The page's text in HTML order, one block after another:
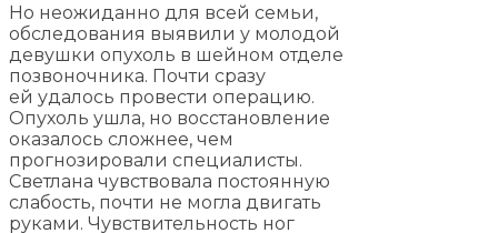
Но неожиданно для всей семьи,
обследования выявили у молодой
девушки опухоль в шейном отделе
позвоночника. Почти сразу
ей удалось провести операцию.
Опухоль ушла, но восстановление
оказалось сложнее, чем
прогнозировали специалисты.
Светлана чувствовала постоянную
слабость, почти не могла двигать
руками. Чувствительность ног